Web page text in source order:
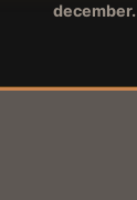
december.